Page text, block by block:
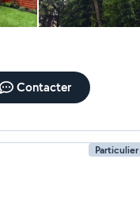
Contacter
Particulier